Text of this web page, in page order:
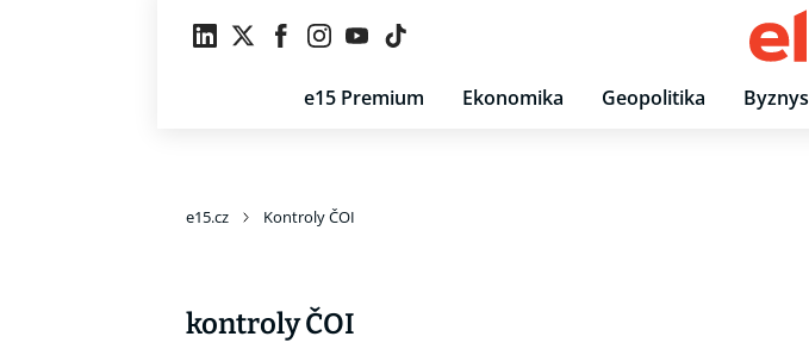
e15 Premium Ekonomika Geopolitika Byznys
e15.cz Kontroly ČOI
kontroly ČOI